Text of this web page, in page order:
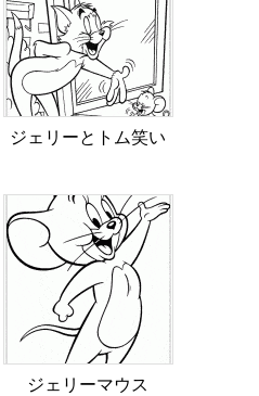
ジェリーとトム笑い
ジェリーマウス